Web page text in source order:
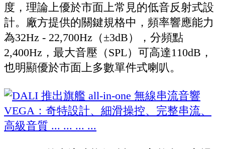
度，理論上優於市面上常見的低音反射式設
計。廠方提供的關鍵規格中，頻率響應能力
為32Hz - 22,700Hz（±3dB），分頻點
2,400Hz，最大音壓（SPL）可高達110dB，
也明顯優於市面上多數單件式喇叭。